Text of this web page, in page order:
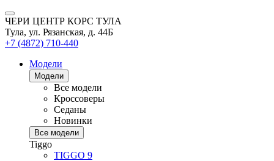
ЧЕРИ ЦЕНТР КОРС ТУЛА
Тула, ул. Рязанская, д. 44Б
+7 (4872) 710-440
Модели
Модели
Все модели
Кроссоверы
Седаны
Новинки
Все модели
Tiggo
TIGGO 9